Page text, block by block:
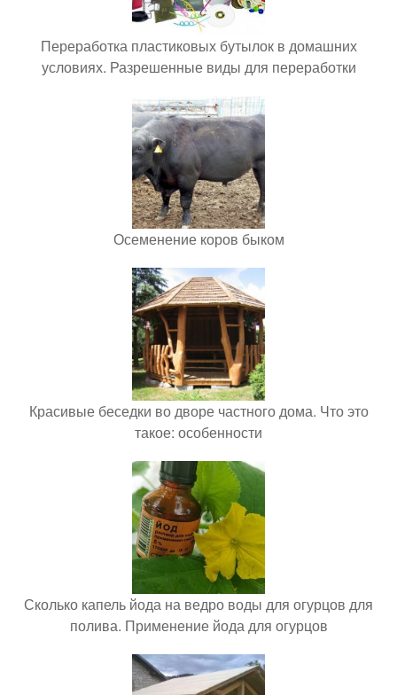
Переработка пластиковых бутылок в домашних
условиях. Разрешенные виды для переработки
Осеменение коров быком
Красивые беседки во дворе частного дома. Что это
такое: особенности
Сколько капель йода на ведро воды для огурцов для
полива. Применение йода для огурцов